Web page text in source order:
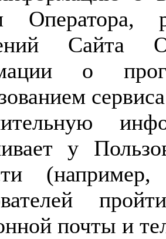
Оператора,
Сайта
о
у
почты и